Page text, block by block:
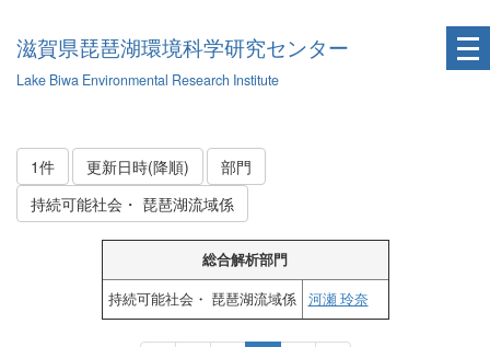
滋賀県琵琶湖環境科学研究センター
Lake Biwa Environmental Research Institute
1件 更新日時(降順)
部門
持続可能社会・ 琵琶湖流域係
総合解析部門
持続可能社会・ 琵琶湖流域係
河瀬 玲奈